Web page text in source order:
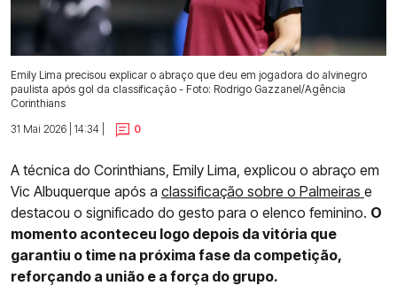
Emily Lima precisou explicar o abraço que deu em jogadora do alvinegro
paulista após gol da classificação - Foto: Rodrigo Gazzanel/Agência
Corinthians
31 Mai 2026 | 14:34 |
0
A técnica do Corinthians, Emily Lima, explicou o abraço em
Vic Albuquerque após a classificação sobre o Palmeiras e
destacou o significado do gesto para o elenco feminino. O
momento aconteceu logo depois da vitória que
garantiu o time na próxima fase da competição,
reforçando a união e a força do grupo.